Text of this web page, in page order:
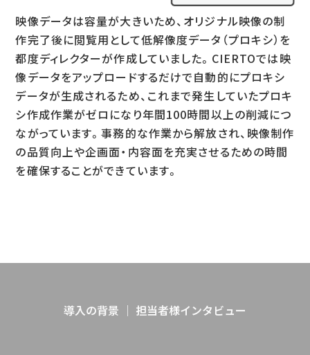
映像データは容量が大きいため、オリジナル映像の制
作完了後に閲覧用として低解像度データ（プロキシ）を
都度ディレクターが作成していました。CIERTOでは映
像データをアップロードするだけで自動的にプロキシ
データが生成されるため、これまで発生していたプロキ
シ作成作業がゼロになり年間100時間以上の削減につ
ながっています。事務的な作業から解放され、映像制作
の品質向上や企画面・内容面を充実させるための時間
を確保することができています。
導入の背景 ｜ 担当者様インタビュー